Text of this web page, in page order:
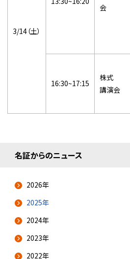
3/14（土）
会
16:30~17:15
株式
講演会
名証からのニュース
2026年
2025年
2024年
2023年
2022年